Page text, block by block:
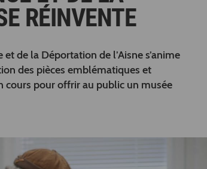
RÉINVENTE
de la Déportation de l’Aisne s’anime
des pièces emblématiques et
pour offrir au public un musée